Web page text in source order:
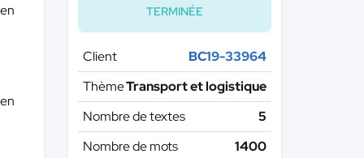
TERMINÉE
Client
BC19-33964
ThèmeTransport et logistique
Nombre de textes
5
Nombre de mots
1400